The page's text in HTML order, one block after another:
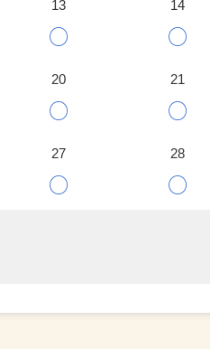
13
○
14
○
20
○
21
○
27
○
28
○